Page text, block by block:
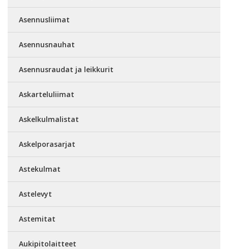
Asennusliimat
Asennusnauhat
Asennusraudat ja leikkurit
Askarteluliimat
Askelkulmalistat
Askelporasarjat
Astekulmat
Astelevyt
Astemitat
Aukipitolaitteet